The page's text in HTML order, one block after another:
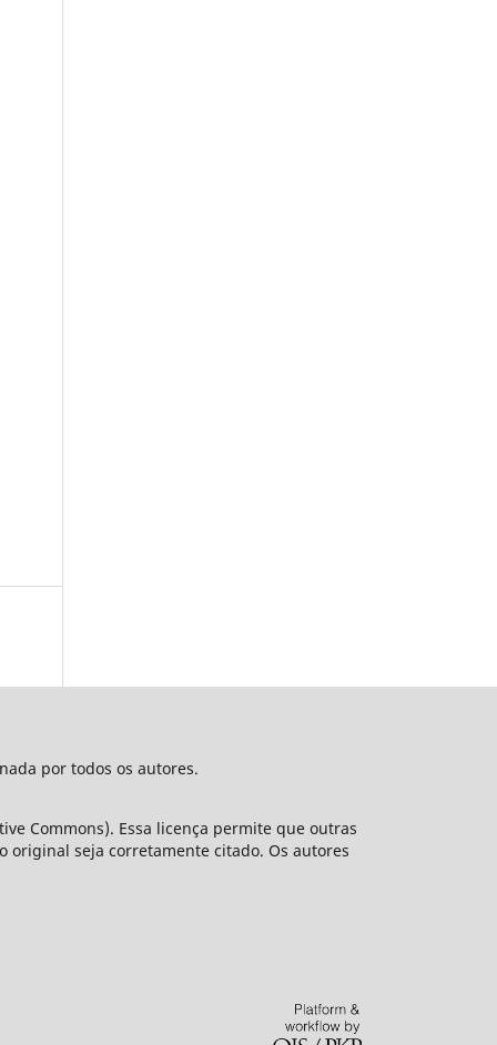
por todos os autores.
Commons). Essa licença permite que outras
original seja corretamente citado. Os autores